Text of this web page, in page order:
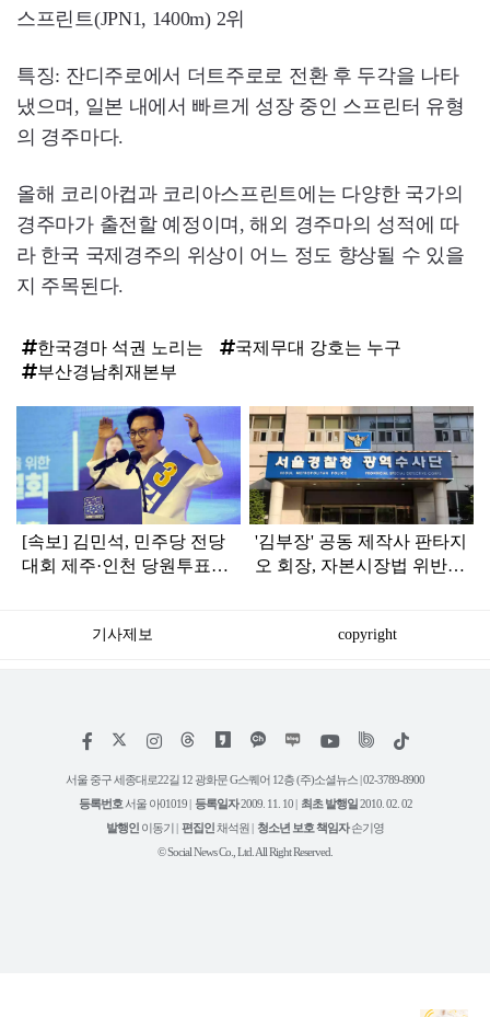
스프린트(JPN1, 1400m) 2위
특징: 잔디주로에서 더트주로로 전환 후 두각을 나타
냈으며, 일본 내에서 빠르게 성장 중인 스프린터 유형
의 경주마다.
올해 코리아컵과 코리아스프린트에는 다양한 국가의
경주마가 출전할 예정이며, 해외 경주마의 성적에 따
라 한국 국제경주의 위상이 어느 정도 향상될 수 있을
지 주목된다.
한국경마 석권 노리는
국제무대 강호는 누구
부산경남취재본부
인
[속보] 김민석, 민주당 전당
대회 제주·인천 당원투표서
'김부장' 공동 제작사 판타지
오 회장, 자본시장법 위반
기사제보 copyright
페
스
인
타
램
위
트
유
튜
틱
서울 중구 세종대로22길 12 광화문 G스퀘어 12층 (주)소셜뉴스 | 02-3789-8900
등록번호 서울 아01019 | 등록일자2009. 11. 10 | 최초 발행일2010. 02. 02
발행인 이동기 | 편집인채석원 | 청소년 보호 책임자손기영
© Social News Co., Ltd. All Right Reserved.